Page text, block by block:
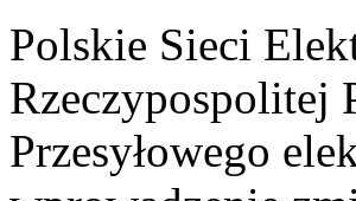
Polskie Sieci
Rzeczypospolitej
Przesyłowego